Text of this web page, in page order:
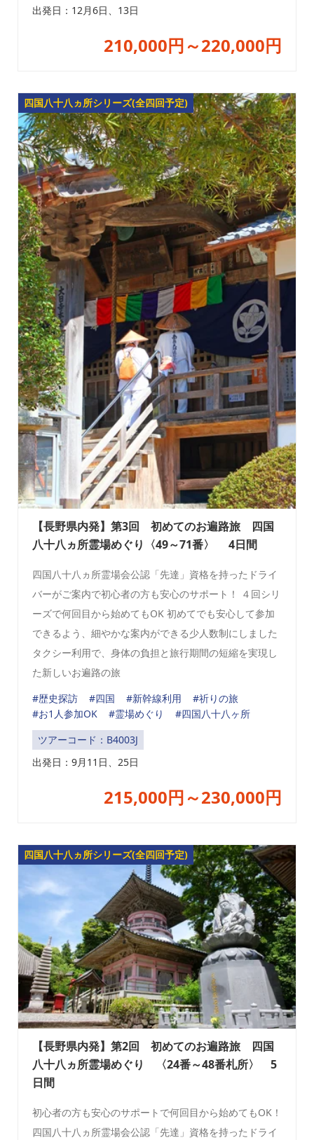
出発日： 12月6日、13日
210,000円～220,000円
四国八十八ヵ所シリーズ(全四回予定)
【長野県内発】第3回 初めてのお遍路旅 四国
八十八ヵ所霊場めぐり〈49～71番〉 4日間
四国八十八ヵ所霊場会公認「先達」資格を持ったドライ
バーがご案内で初心者の方も安心のサポート！ ４回シリ
ーズで何回目から始めてもOK 初めてでも安心して参加
できるよう、細やかな案内ができる少人数制にしました
タクシー利用で、身体の負担と旅行期間の短縮を実現し
た新しいお遍路の旅
#歴史探訪
#四国 #新幹線利用
#祈りの旅
#お1人参加OK
#霊場めぐり
#四国八十八ヶ所
ツアーコード：B4003J
出発日： 9月11日、25日
215,000円～230,000円
四国八十八ヵ所シリーズ(全四回予定)
【長野県内発】第2回 初めてのお遍路旅 四国
八十八ヵ所霊場めぐり 〈24番～48番札所〉 5
日間
初心者の方も安心のサポートで何回目から始めてもOK！
四国八十八ヵ所霊場会公認「先達」資格を持ったドライ